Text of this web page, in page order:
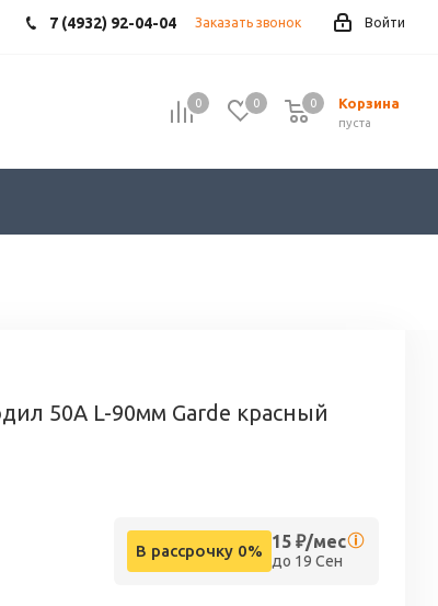
Войти
7 (4932) 92-04-04 Заказать звонок
0 0 Корзина
пуста
0
50А L-90мм Garde красный
В рассрочку 0% 15 ₽/мес
до 19 Сен